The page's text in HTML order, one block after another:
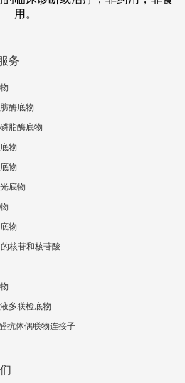
用。
务
酶底物
脂酶底物
物
物
底物
物
核苷和核苷酸
多联检底物
抗体偶联物连接子